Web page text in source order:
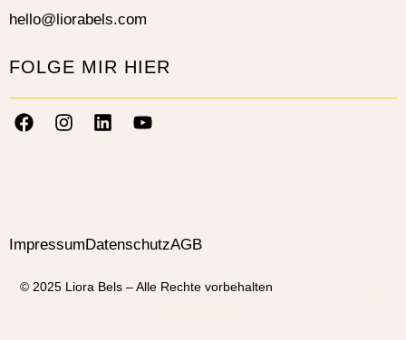
hello@liorabels.com
FOLGE MIR HIER
Impressum DatenschutzAGB
© 2025 Liora Bels – Alle Rechte vorbehalten